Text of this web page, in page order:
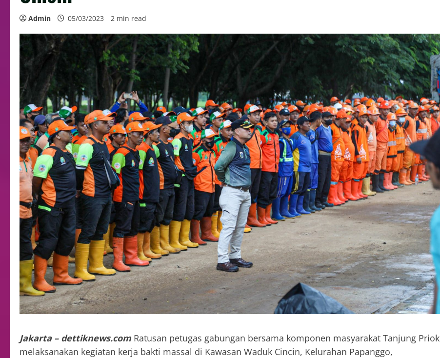
Admin 05/03/2023 2 min read
Jakarta – dettiknews.com Ratusan petugas gabungan bersama komponen masyarakat Tanjung Priok
melaksanakan kegiatan kerja bakti massal di Kawasan Waduk Cincin, Kelurahan Papanggo,